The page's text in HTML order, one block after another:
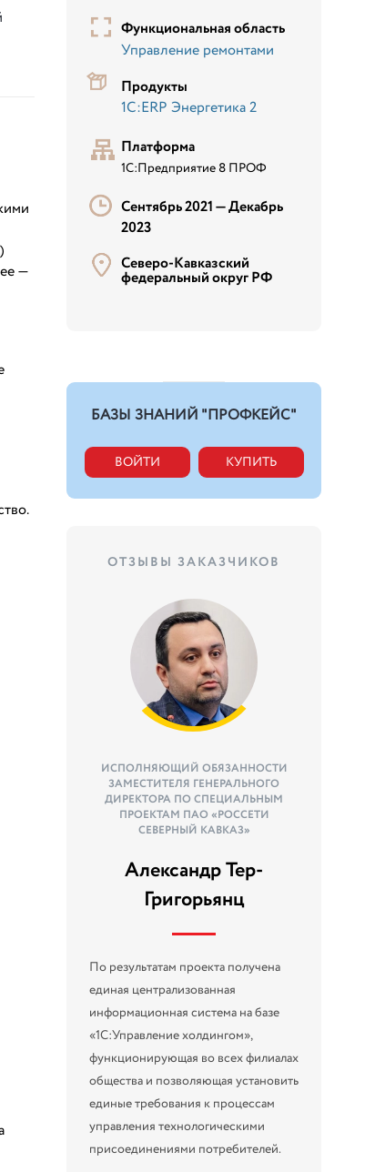
—
Функциональная область
Управление ремонтами
Продукты
1С:ERP Энергетика 2
Платформа
1С:Предприятие 8 ПРОФ
Сентябрь 2021 —Декабрь
2023
Северо-Кавказский
федеральный округ РФ
БАЗЫ ЗНАНИЙ "ПРОФКЕЙС"
ВОЙТИ КУПИТЬ
ОТЗЫВЫ ЗАКАЗЧИКОВ
ИСПОЛНЯЮЩИЙ ОБЯЗАННОСТИ
ЗАМЕСТИТЕЛЯ ГЕНЕРАЛЬНОГО
ДИРЕКТОРА ПО СПЕЦИАЛЬНЫМ
ПРОЕКТАМ ПАО «РОССЕТИ
СЕВЕРНЫЙ КАВКАЗ»
Александр Тер-
Григорьянц
По результатам проекта получена
единая централизованная
информационная система на базе
«1С:Управление холдингом»,
функционирующая во всех филиалах
общества и позволяющая установить
единые требования к процессам
управления технологическими
присоединениями потребителей.